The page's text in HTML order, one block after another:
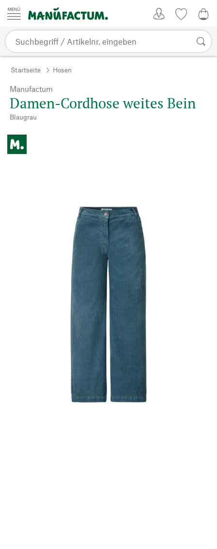
Zum Inhalt springen
Startseite Hosen
Manufactum
Damen-Cordhose weites Bein
Blaugrau